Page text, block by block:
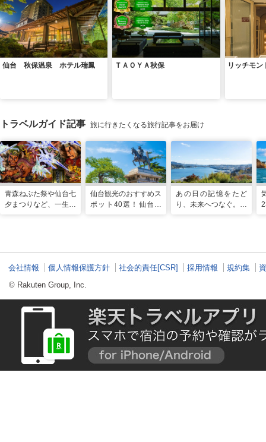
仙台 秋保温泉 ホテル瑞鳳 ＴＡＯＹＡ秋保 リッチモン
トラベルガイド記事 旅に行きたくなる旅行記事をお届け
青森ねぶた祭や仙台七
夕まつりなど、一生に
仙台観光のおすすめス
ポット40選！仙台旅
あの日の記憶をたど
り、未来へつなぐ。宮
会社情報 個人情報保護方針 社会的責任[CSR] 採用情報 規約集
© Rakuten Group, Inc.